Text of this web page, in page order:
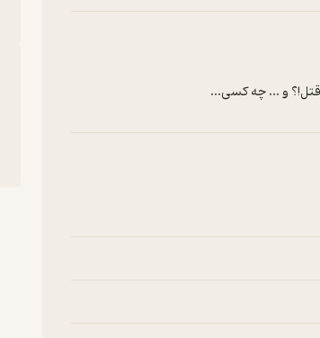
قتل!؟ و ... چه کسی...